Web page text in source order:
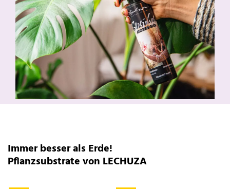
Immer besser als Erde!
Pflanzsubstrate von LECHUZA